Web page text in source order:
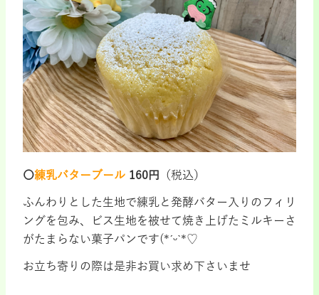
〇練乳バターブール 160円 （税込）
ふんわりとした生地で練乳と発酵バター入りのフィリ
ングを包み、ビス生地を被せて焼き上げたミルキーさ
がたまらない菓子パンです(*ˊᵕˋ*♡
お立ち寄りの際は是非お買い求め下さいませ